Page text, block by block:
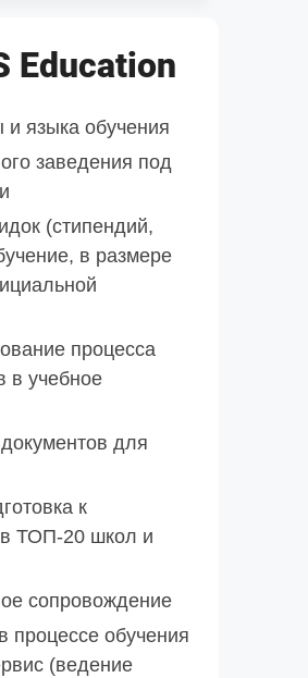
Education
языка обучения
заведения под
(стипендий,
в размере
процесса
в учебное
для
к
ТОП-20 школ и
сопровождение
процессе обучения
(ведение